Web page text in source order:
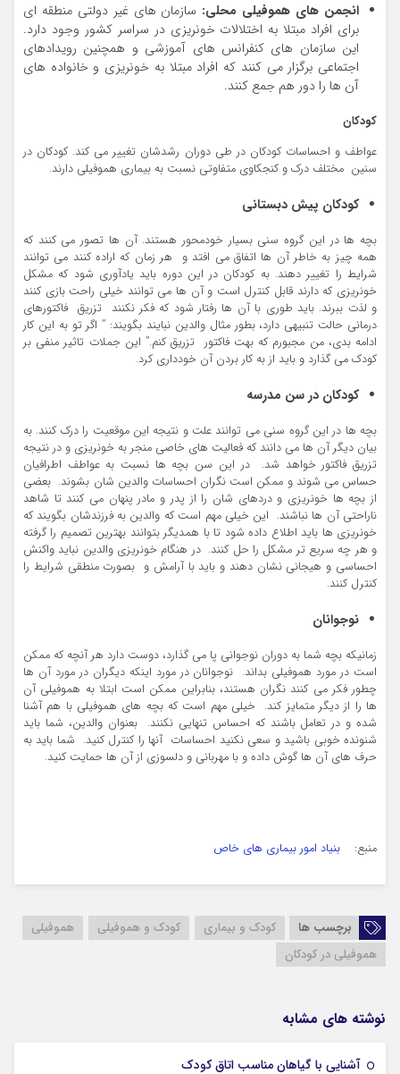
انجمن های هموفیلی محلی: سازمان های غیر دولتی منطقه ای
برای افراد مبتلا به اختلالات خونریزی در سراسر کشور وجود دارد.
این سازمان های کنفرانس های آموزشی و همچنین رویدادهای
اجتماعی برگزار می کنند که افراد مبتلا به خونریزی و خانواده های
آن ها را دور هم جمع کنند.
کودکان
عواطف و احساسات کودکان در طی دوران رشدشان تغییر می کند. کودکان در
سنین مختلف درک و کنجکاوی متفاوتی نسبت به بیماری هموفیلی دارند.
کودکان پیش دبستانی
بچه ها در این گروه سنی بسیار خودمحور هستند. آن ها تصور می کنند که
همه چیز به خاطر آن ها اتفاق می افتد و هر زمان که اراده کنند می توانند
شرایط را تغییر دهند. به کودکان در این دوره باید یادآوری شود که مشکل
خونریزی که دارند قابل کنترل است و آن ها می توانند خیلی راحت بازی کنند
و لذت ببرند. باید طوری با آن ها رفتار شود که فکر نکنند تزریق فاکتورهای
درمانی حالت تنبیهی دارد، بطور مثال والدین نبایند بگویند: ” اگر تو به این کار
ادامه بدی، من مجبورم که بهت فاکتور تزریق کنم.” این جملات تاثیر منفی بر
کودک می گذارد و باید از به کار بردن آن خودداری کرد.
کودکان در سن مدرسه
بچه ها در این گروه سنی می توانند علت و نتیجه این موقعیت را درک کنند. به
بیان دیگر آن ها می دانند که فعالیت های خاصی منجر به خونریزی و در نتیجه
تزریق فاکتور خواهد شد. در این سن بچه ها نسبت به عواطف اطرافیان
حساس می شوند و ممکن است نگران احساسات والدین شان بشوند. بعضی
از بچه ها خونریزی و دردهای شان را از پدر و مادر پنهان می کنند تا شاهد
ناراحتی آن ها نباشند. این خیلی مهم است که والدین به فرزندشان بگویند که
خونریزی ها باید اطلاع داده شود تا با همدیگر بتوانند بهترین تصمیم را گرفته
و هر چه سریع تر مشکل را حل کنند. در هنگام خونریزی والدین نباید واکنش
احساسی و هیجانی نشان دهند و باید با آرامش و بصورت منطقی شرایط را
کنترل کنند.
نوجوانان
زمانیکه بچه شما به دوران نوجوانی پا می گذارد، دوست دارد هر آنچه که ممکن
است در مورد هموفیلی بداند. نوجوانان در مورد اینکه دیگران در مورد آن ها
چطور فکر می کنند نگران هستند، بنابراین ممکن است ابتلا به هموفیلی آن
ها را از دیگر متمایز کند. خیلی مهم است که بچه های هموفیلی با هم آشنا
شده و در تعامل باشند که احساس تنهایی نکنند. بعنوان والدین، شما باید
شنونده خوبی باشید و سعی نکنید احساسات آنها را کنترل کنید. شما باید به
حرف های آن ها گوش داده و با مهربانی و دلسوزی از آن ها حمایت کنید.
منبع: بنیاد امور بیماری های خاص
برچسب ها کودک و بیماری کودک و هموفیلی
هموفیلی
هموفیلی در کودکان
نوشته های مشابه
آشنایی با گیاهان مناسب اتاق کودک